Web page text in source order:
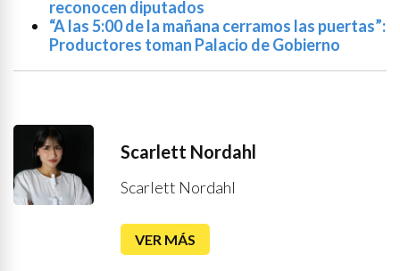
reconocen diputados
“A las 5:00 de la mañana cerramos las puertas”:
Productores toman Palacio de Gobierno
Scarlett Nordahl
Scarlett Nordahl
VER MÁS